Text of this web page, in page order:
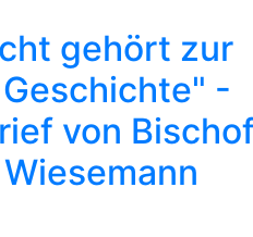
gehört zur
-
von